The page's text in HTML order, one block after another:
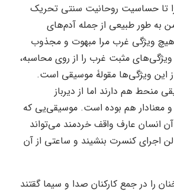
تا حساسیت روحانیت سنتی تحریک
به طور طبیعی از جمله آدم‌های
ویژگی غرب مرا مبهوت و مجذوب
مثبت غرب را از روی محاسبه،
این ویژگی‌ها مقولۀ موسیقی است.
هم دارند اما از دیرباز
معنادار هم بوده است. موسیقی‌یی که
انسان عارف واقف خردمند می‌تواند
اجرای کنسرت بنشیند و ساعتی از آن
را در جمع کارکنان صدا و سیما گقتند